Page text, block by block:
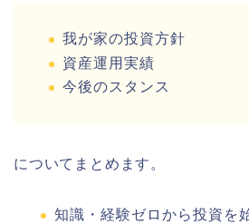
我が家の投資方針
資産運用実績
今後のスタンス
についてまとめます。
知識・経験ゼロから投資を